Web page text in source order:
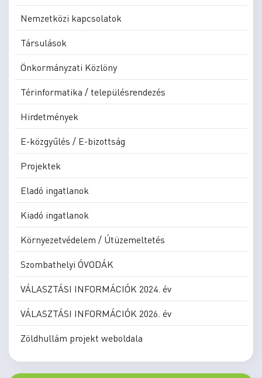
Nemzetközi kapcsolatok
Társulások
Önkormányzati Közlöny
Térinformatika / településrendezés
Hirdetmények
E-közgyűlés / E-bizottság
Projektek
Eladó ingatlanok
Kiadó ingatlanok
Környezetvédelem / Útüzemeltetés
Szombathelyi ÓVODÁK
VÁLASZTÁSI INFORMÁCIÓK 2024. év
VÁLASZTÁSI INFORMÁCIÓK 2026. év
Zöldhullám projekt weboldala